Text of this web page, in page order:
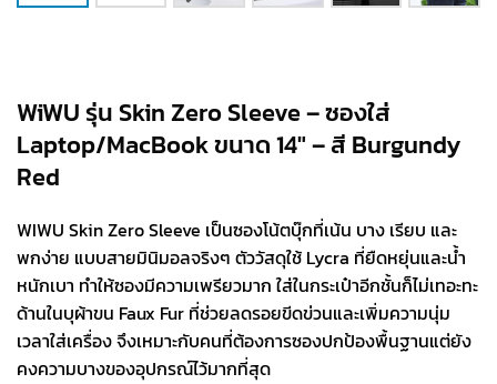
WiWU รุ่น Skin Zero Sleeve – ซองใส่
Laptop/MacBook ขนาด 14″ – สี Burgundy
Red
WIWU Skin Zero Sleeve เป็นซองโน้ตบุ๊กที่เน้น บาง เรียบ และ
พกง่าย แบบสายมินิมอลจริงๆ ตัววัสดุใช้ Lycra ที่ยืดหยุ่นและน้ำ
หนักเบา ทำให้ซองมีความเพรียวมาก ใส่ในกระเป๋าอีกชั้นก็ไม่เทอะทะ
ด้านในบุผ้าขน Faux Fur ที่ช่วยลดรอยขีดข่วนและเพิ่มความนุ่ม
เวลาใส่เครื่อง จึงเหมาะกับคนที่ต้องการซองปกป้องพื้นฐานแต่ยัง
คงความบางของอุปกรณ์ไว้มากที่สุด